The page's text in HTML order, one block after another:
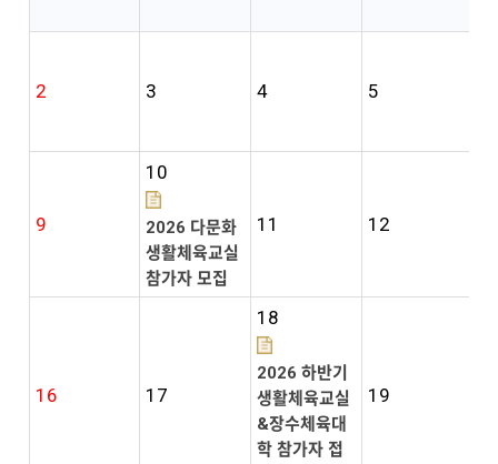
2 3 4 5
9
10
2026 다문화
생활체육교실
참가자 모집
11 12
16 17
18
2026 하반기
생활체육교실
&장수체육대
학 참가자 접
19